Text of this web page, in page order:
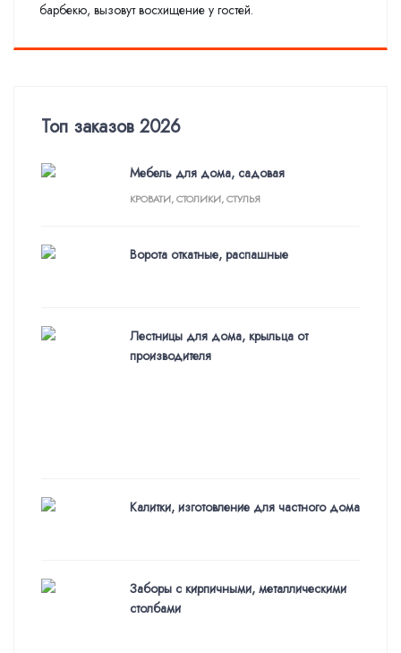
барбекю, вызовут восхищение у гостей.
Топ заказов 2026
Мебель для дома, садовая
КРОВАТИ, СТОЛИКИ, СТУЛЬЯ
Ворота откатные, распашные
Лестницы для дома, крыльца от
производителя
Калитки, изготовление для частного дома
Заборы с кирпичными, металлическими
столбами